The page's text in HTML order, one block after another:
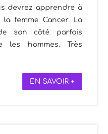
devrez apprendre à
la femme Cancer La
son côté parfois
les hommes. Très
EN SAVOIR +